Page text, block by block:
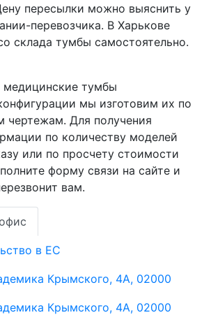
пересылки можно выяснить у
перевозчика. В Харькове
склада тумбы самостоятельно.
тумбы
мы изготовим их по
чертежам. Для получения
по количеству моделей
или по просчету стоимости
форму связи на сайте и
вам.
в ЕС
Крымского, 4А, 02000
Крымского, 4А, 02000